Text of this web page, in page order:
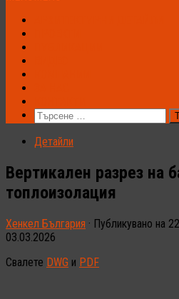
Търсене
за:
Детайли
Вертикален разрез на
топлоизолация
Хенкел България · Публикувано на
03.03.2026
Свалете DWG и PDF